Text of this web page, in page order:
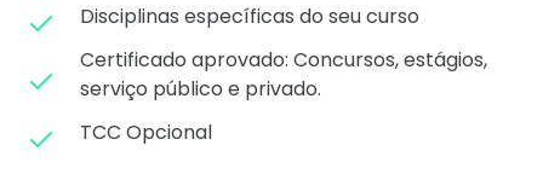
Disciplinas específicas do seu curso
Certificado aprovado: Concursos, estágios,
serviço público e privado.
TCC Opcional